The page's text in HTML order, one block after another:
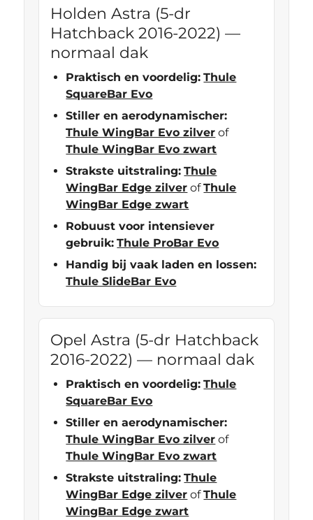
Holden Astra (5-dr
Hatchback 2016-2022) —
normaal dak
Praktisch en voordelig: Thule
SquareBar Evo
Stiller en aerodynamischer:
Thule WingBar Evo zilver of
Thule WingBar Evo zwart
Strakste uitstraling: Thule
WingBar Edge zilver ofThule
WingBar Edge zwart
Robuust voor intensiever
gebruik: Thule ProBar Evo
Handig bij vaak laden en lossen:
Thule SlideBar Evo
Opel Astra (5-dr Hatchback
2016-2022) — normaal dak
Praktisch en voordelig: Thule
SquareBar Evo
Stiller en aerodynamischer:
Thule WingBar Evo zilver of
Thule WingBar Evo zwart
Strakste uitstraling: Thule
WingBar Edge zilver ofThule
WingBar Edge zwart